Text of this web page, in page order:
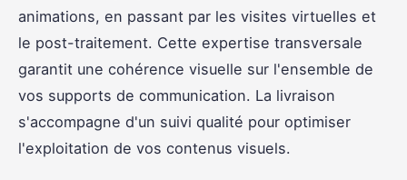
animations, en passant par les visites virtuelles et
le post-traitement. Cette expertise transversale
garantit une cohérence visuelle sur l'ensemble de
vos supports de communication. La livraison
s'accompagne d'un suivi qualité pour optimiser
l'exploitation de vos contenus visuels.